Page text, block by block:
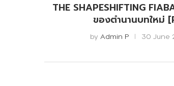
THE SHAPESHIFTING
ของตำนานบทใหม่
by Admin P 30 June